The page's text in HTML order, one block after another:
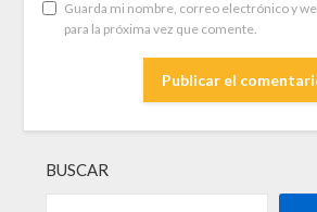
Guarda mi nombre, correo electrónico y
para la próxima vez que comente.
BUSCAR